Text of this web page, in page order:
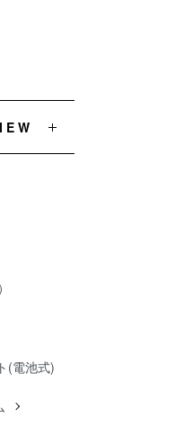
(電池式)